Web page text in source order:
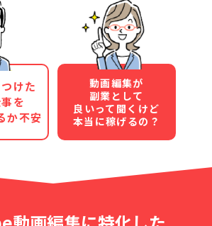
けた
を
か不安
動画編集が
副業として
良いって聞くけど
本当に稼げるの？